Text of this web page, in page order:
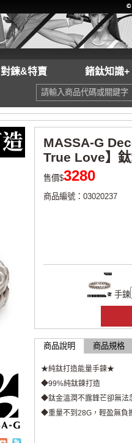
對鍊&特賣 鍺鈦知識+
MASSA-G
True Love】
售價$3280
商品編號：03020237
手鍊
商品說明 商品規格
★純鈦打造能量手鍊★
◆99%純鈦鍊打造
◆鈦金溫潤不露鋒芒卻無法
◆重量不到28G，輕盈無負